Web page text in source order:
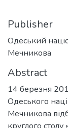
Publisher
Одеський
Мечникова
Abstract
14 березня
Одеського
Мечникова